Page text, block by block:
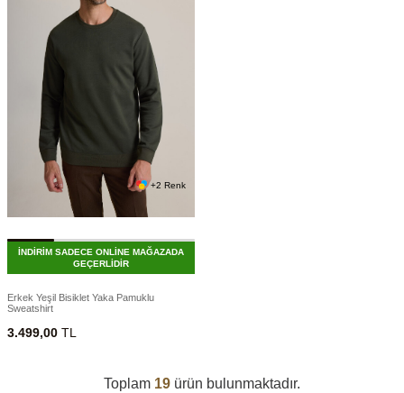
+2 Renk
İNDİRİM SADECE ONLİNE MAĞAZADA
GEÇERLİDİR
Erkek Yeşil Bisiklet Yaka Pamuklu
Sweatshirt
3.499,00 TL
Toplam 19 ürün bulunmaktadır.